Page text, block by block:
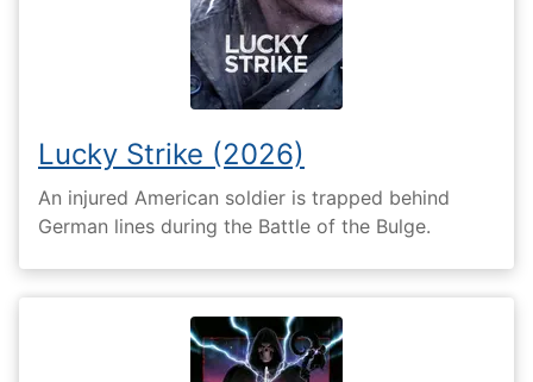
Lucky Strike (2026)
An injured American soldier is trapped behind
German lines during the Battle of the Bulge.